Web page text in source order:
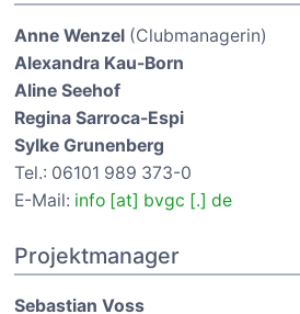
Anne Wenzel (Clubmanagerin)
Alexandra Kau-Born
Aline Seehof
Regina Sarroca-Espi
Sylke Grunenberg
Tel.: 06101 989 373-0
E-Mail: info [at] bvgc [.] de
Projektmanager
Sebastian Voss